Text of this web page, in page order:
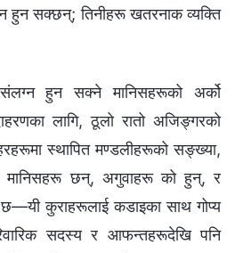
हुन सक्छन्; तिनीहरू खतरनाक व्यक्ति
हुन सक्ने मानिसहरूको अर्को
लागि, ठूलो रातो अजिङ्गरको
स्थापित मण्डलीहरूको सङ्ख्या,
मानिसहरू छन्, अगुवाहरू को हुन्, र
कुराहरूलाई कडाइका साथ गोप्य
सदस्य र आफन्तहरूदेखि पनि